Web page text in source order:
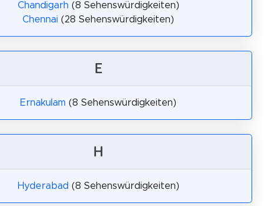
Chandigarh (8 Sehenswürdigkeiten)
Chennai (28 Sehenswürdigkeiten)
E
Ernakulam (8 Sehenswürdigkeiten)
H
Hyderabad (8 Sehenswürdigkeiten)